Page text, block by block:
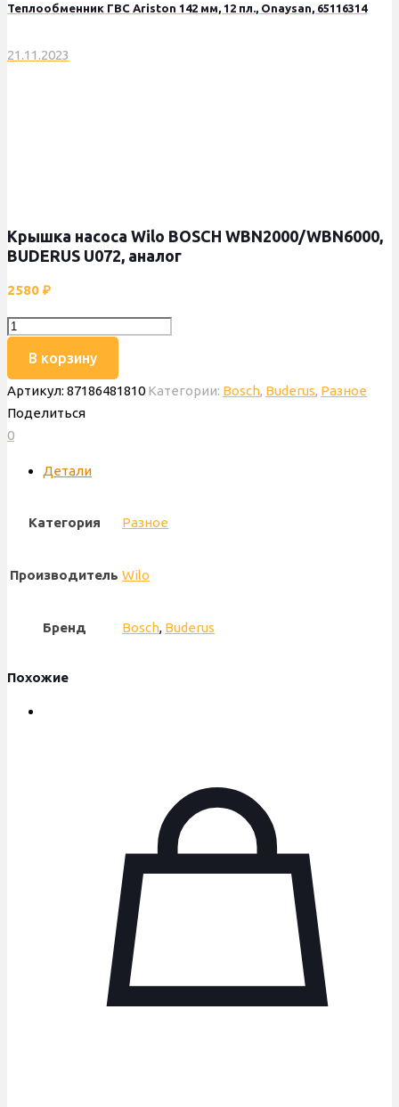
Теплообменник ГВС Ariston 142 мм, 12 пл., Onaysan, 65116314
21.11.2023
Крышка насоса Wilo BOSCH WBN2000/WBN6000,
BUDERUS U072, аналог
2580 ₽
Количество
Крышка
насоса
Wilo
BOSCH
BUDERUS
аналог
В корзину
Артикул: 87186481810 Категории: Bosch, Buderus, Разное
Поделиться
0
Детали
Категория Разное
Производитель Wilo
Бренд Bosch, Buderus
Похожие